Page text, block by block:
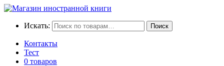
Искать: Поиск
Контакты
Тест
0 товаров